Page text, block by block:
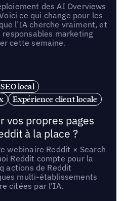
des AI Overviews
ce qui change pour les
l’IA cherche vraiment, et
marketing
cette semaine.
SEO local
Expérience client locale
vos propres pages
à la place ?
webinaire Reddit × Search
Reddit compte pour la
actions de Reddit
multi-établissements
citées par l’IA.